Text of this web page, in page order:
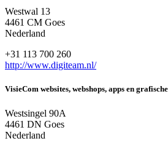
Westwal 13
4461 CM Goes
Nederland
+31 113 700 260
http://www.digiteam.nl/
VisieCom websites, webshops, apps en
Westsingel 90A
4461 DN Goes
Nederland